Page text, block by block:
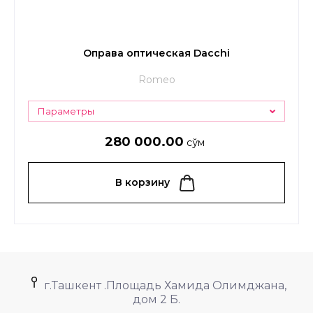
Оправа оптическая Dacchi
Romeo
Параметры
280 000.00 сўм
В корзину
г.Ташкент .Площадь Хамида Олимджана,
дом 2 Б.